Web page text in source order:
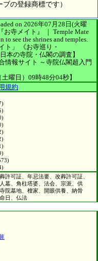
の登録商標です）
on 2026年07月28日(火曜
『お寺メイト』 ｜ Temple Mate
to see the shrines and temples.
ト」
《お寺巡り・
日本の寺院・仏閣の調査】
情報サイト ～寺院仏閣超入門
曜日）09時48分04秒】
規約
許可証、年忌法要、改葬許可証、
墓、角柱塔婆、法会、宗派、供
院墓地、檀家、開眼供養、納骨
日、仏法